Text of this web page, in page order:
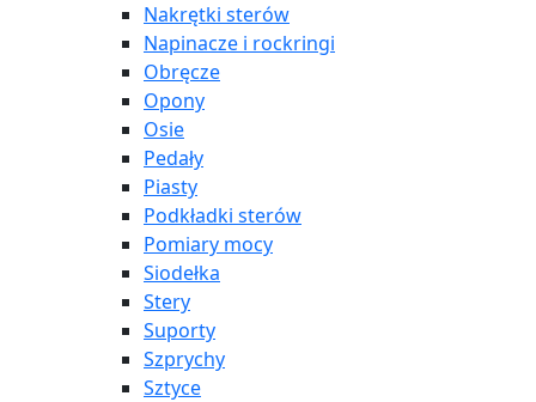
Nakrętki sterów
Napinacze i rockringi
Obręcze
Opony
Osie
Pedały
Piasty
Podkładki sterów
Pomiary mocy
Siodełka
Stery
Suporty
Szprychy
Sztyce